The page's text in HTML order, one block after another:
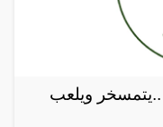
..يتمسخر ويلعب